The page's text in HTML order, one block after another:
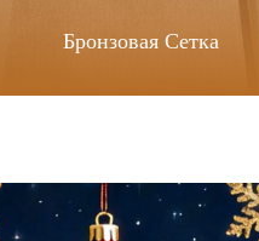
Бронзовая Сетка